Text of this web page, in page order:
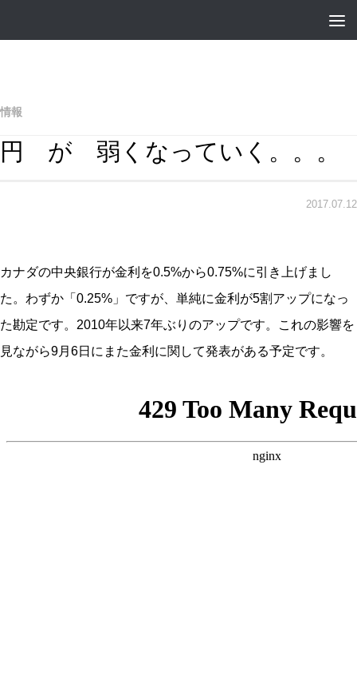
情報
円 が 弱くなっていく。。。
2017.07.12
カナダの中央銀行が金利を0.5%から0.75%に引き上げまし
た。わずか「0.25%」ですが、単純に金利が5割アップになっ
た勘定です。2010年以来7年ぶりのアップです。これの影響を
見ながら9月6日にまた金利に関して発表がある予定です。